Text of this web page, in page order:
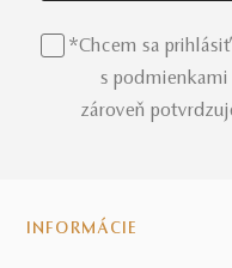
*Chcem sa
s podmienkami
zároveň
INFORMÁCIE